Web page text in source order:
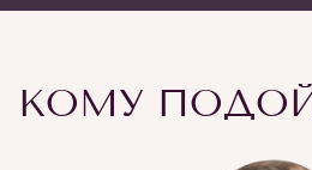
КОМУ